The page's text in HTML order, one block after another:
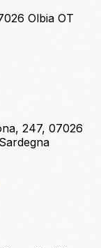
Olbia OT
247, 07026